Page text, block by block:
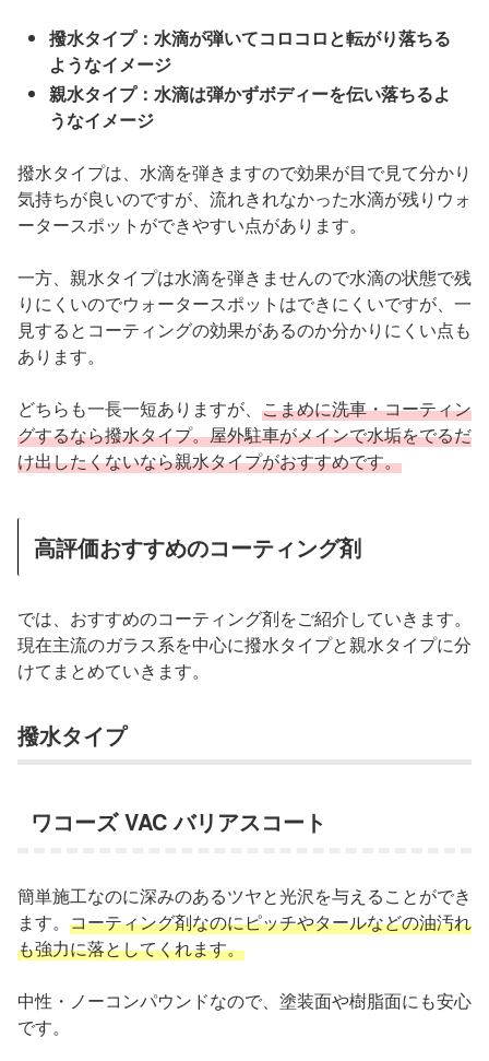
撥水タイプ：水滴が弾いてコロコロと転がり落ちる
ようなイメージ
親水タイプ：水滴は弾かずボディーを伝い落ちるよ
うなイメージ
撥水タイプは、水滴を弾きますので効果が目で見て分かり
気持ちが良いのですが、流れきれなかった水滴が残りウォ
ータースポットができやすい点があります。
一方、親水タイプは水滴を弾きませんので水滴の状態で残
りにくいのでウォータースポットはできにくいですが、一
見するとコーティングの効果があるのか分かりにくい点も
あります。
どちらも一長一短ありますが、 こまめに洗車・コーティン
グするなら撥水タイプ。屋外駐車がメインで水垢をでるだ
け出したくないなら親水タイプがおすすめです。
高評価おすすめのコーティング剤
では、おすすめのコーティング剤をご紹介していきます。
現在主流のガラス系を中心に撥水タイプと親水タイプに分
けてまとめていきます。
撥水タイプ
ワコーズ VAC バリアスコート
簡単施工なのに深みのあるツヤと光沢を与えることができ
ます。 コーティング剤なのにピッチやタールなどの油汚れ
も強力に落としてくれます。
中性・ノーコンパウンドなので、塗装面や樹脂面にも安心
です。